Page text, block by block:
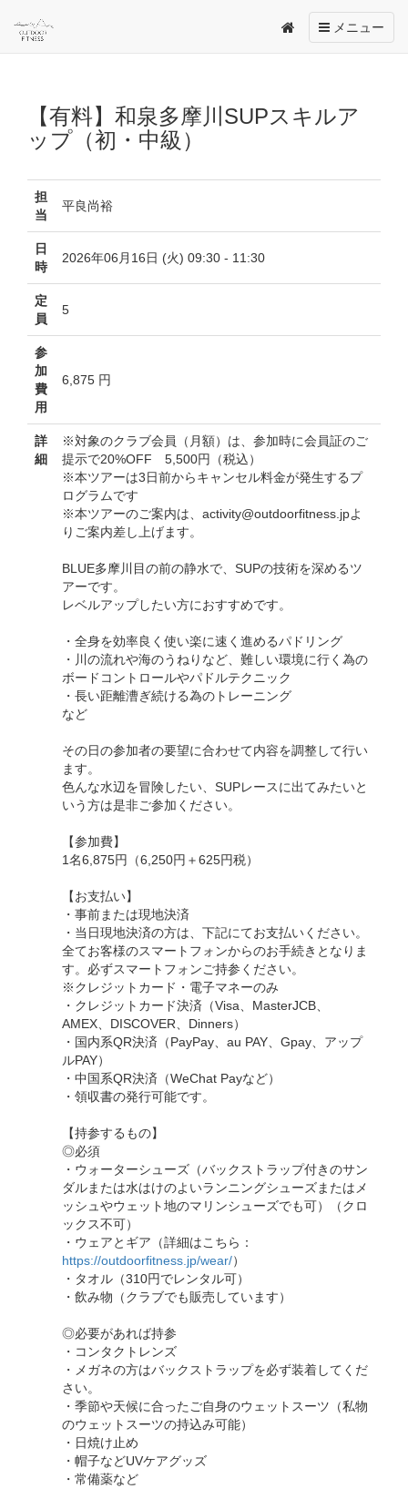
Toggle
navigation
メニュー
【有料】和泉多摩川SUPスキルア
ップ（初・中級）
担
当
平良尚裕
日
時
2026年06月16日 (火) 09:30 - 11:30
定
員
5
参
加
費
用
6,875 円
詳
細
※対象のクラブ会員（月額）は、参加時に会員証のご
提示で20%OFF 5,500円（税込）
※本ツアーは3日前からキャンセル料金が発生するプ
ログラムです
※本ツアーのご案内は、activity@outdoorfitness.jpよ
りご案内差し上げます。
BLUE多摩川目の前の静水で、SUPの技術を深めるツ
アーです。
レベルアップしたい方におすすめです。
・全身を効率良く使い楽に速く進めるパドリング
・川の流れや海のうねりなど、難しい環境に行く為の
ボードコントロールやパドルテクニック
・長い距離漕ぎ続ける為のトレーニング
など
その日の参加者の要望に合わせて内容を調整して行い
ます。
色んな水辺を冒険したい、SUPレースに出てみたいと
いう方は是非ご参加ください。
【参加費】
1名6,875円（6,250円＋625円税）
【お支払い】
・事前または現地決済
・当日現地決済の方は、下記にてお支払いください。
全てお客様のスマートフォンからのお手続きとなりま
す。必ずスマートフォンご持参ください。
※クレジットカード・電子マネーのみ
・クレジットカード決済（Visa、MasterJCB、
AMEX、DISCOVER、Dinners）
・国内系QR決済（PayPay、au PAY、Gpay、アップ
ルPAY）
・中国系QR決済（WeChat Payなど）
・領収書の発行可能です。
【持参するもの】
◎必須
・ウォーターシューズ（バックストラップ付きのサン
ダルまたは水はけのよいランニングシューズまたはメ
ッシュやウェット地のマリンシューズでも可）（クロ
ックス不可）
・ウェアとギア（詳細はこちら：
https://outdoorfitness.jp/wear/）
・タオル（310円でレンタル可）
・飲み物（クラブでも販売しています）
◎必要があれば持参
・コンタクトレンズ
・メガネの方はバックストラップを必ず装着してくだ
さい。
・季節や天候に合ったご自身のウェットスーツ（私物
のウェットスーツの持込み可能）
・日焼け止め
・帽子などUVケアグッズ
・常備薬など